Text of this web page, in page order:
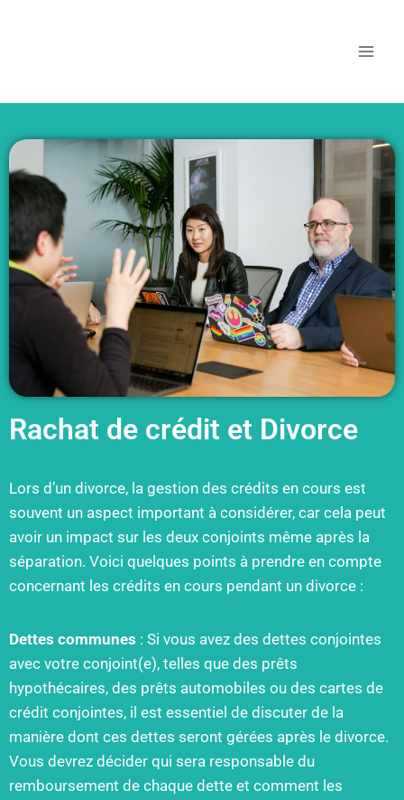
Rachat de crédit et Divorce
Lors d’un divorce, la gestion des crédits en cours est
souvent un aspect important à considérer, car cela peut
avoir un impact sur les deux conjoints même après la
séparation. Voici quelques points à prendre en compte
concernant les crédits en cours pendant un divorce :
Dettes communes : Si vous avez des dettes conjointes
avec votre conjoint(e), telles que des prêts
hypothécaires, des prêts automobiles ou des cartes de
crédit conjointes, il est essentiel de discuter de la
manière dont ces dettes seront gérées après le divorce.
Vous devrez décider qui sera responsable du
remboursement de chaque dette et comment les